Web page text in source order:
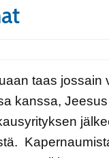
taas jossain
kanssa,